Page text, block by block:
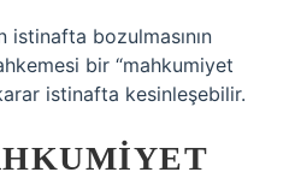
istinafta bozulmasının
bir “mahkumiyet
istinafta kesinleşebilir.